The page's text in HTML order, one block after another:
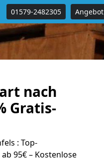
01579-2482305 Angebot
nach
Gratis-
: Top-
95€ – Kostenlose